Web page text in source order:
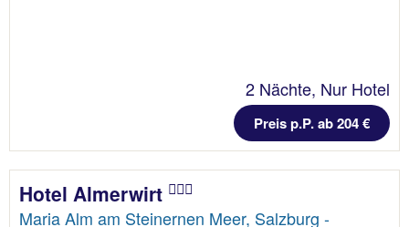
2 Nächte, Nur Hotel
Preis p.P. ab 204 €
Hotel Almerwirt
Maria Alm am Steinernen Meer, Salzburg -